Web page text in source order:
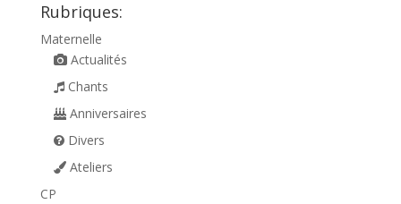
Rubriques:
Maternelle
Actualités
Chants
Anniversaires
Divers
Ateliers
CP